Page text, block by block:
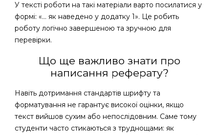
У тексті роботи на такі матеріали варто посилатися у
формі: «… як наведено у додатку 1». Це робить
роботу логічно завершеною та зручною для
перевірки.
Що ще важливо знати про
написання реферату?
Навіть дотримання стандартів шрифту та
форматування не гарантує високої оцінки, якщо
текст вийшов сухим або непослідовним. Саме тому
студенти часто стикаються з труднощами: як